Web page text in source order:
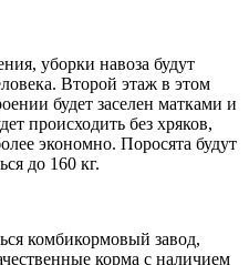
уборки навоза будут
Второй этаж в этом
будет заселен матками и
происходить без хряков,
экономно. Поросята будут
до 160 кг.
комбикормовый завод,
корма с наличием